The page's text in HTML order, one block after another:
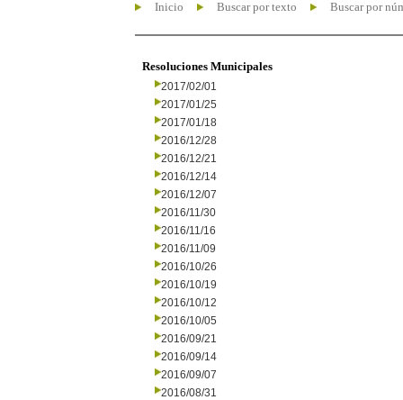
Inicio Buscar por texto Buscar por
Resoluciones Municipales
2017/02/01
2017/01/25
2017/01/18
2016/12/28
2016/12/21
2016/12/14
2016/12/07
2016/11/30
2016/11/16
2016/11/09
2016/10/26
2016/10/19
2016/10/12
2016/10/05
2016/09/21
2016/09/14
2016/09/07
2016/08/31